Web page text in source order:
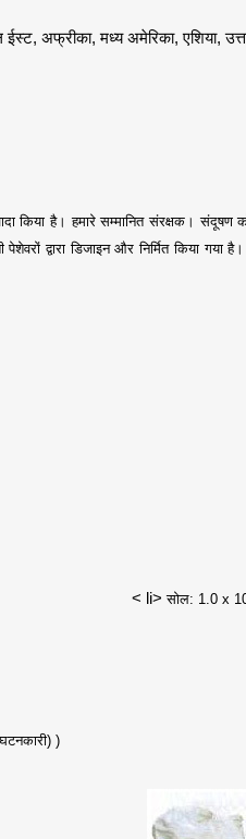
ईस्ट, अफ्रीका, मध्य अमेरिका, एशिया,
किया है। हमारे सम्मानित संरक्षक। संदूषण
पेशेवरों द्वारा डिजाइन और निर्मित किया गया
< li> सोल: 1.0 x
)